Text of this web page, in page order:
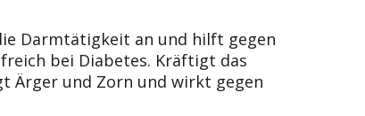
Darmtätigkeit an und hilft gegen
bei Diabetes. Kräftigt das
Ärger und Zorn und wirkt gegen